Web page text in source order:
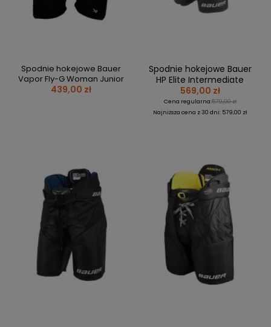
Spodnie hokejowe Bauer
Vapor Fly-G Woman Junior
439,00 zł
Spodnie hokejowe Bauer
HP Elite Intermediate
569,00 zł
Cena regularna:579,00 zł
Najniższa cena z 30 dni: 579,00 zł